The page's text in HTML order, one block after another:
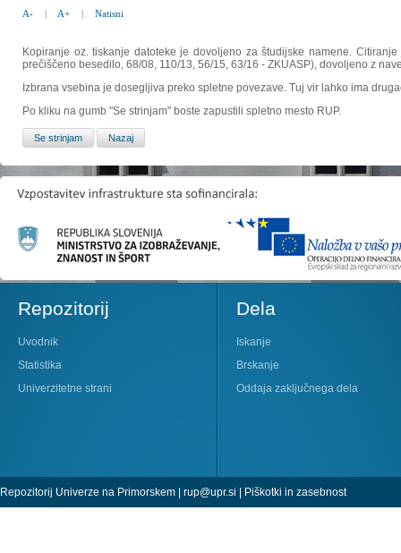
A- | A+ | Natisni
Kopiranje oz. tiskanje datoteke je dovoljeno za študijske namene.
prečiščeno besedilo, 68/08, 110/13, 56/15, 63/16 - ZKUASP), dovoljeno z
Izbrana vsebina je dosegljiva preko spletne povezave. Tuj vir lahko ima
Po kliku na gumb "Se strinjam" boste zapustili spletno mesto RUP.
Repozitorij
Uvodnik
Statistika
Univerzitetne strani
Dela
Iskanje
Brskanje
Oddaja zaključnega dela
Repozitorij Univerze na Primorskem | rup@upr.si | Piškotki in zasebnost